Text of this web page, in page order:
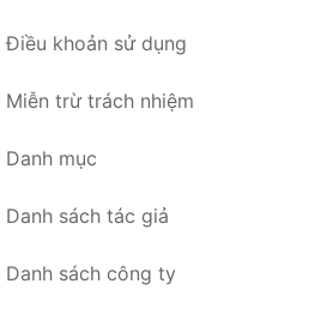
Điều khoản sử dụng
Miễn trừ trách nhiệm
Danh mục
Danh sách tác giả
Danh sách công ty